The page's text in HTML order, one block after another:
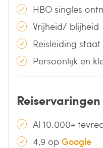
HBO singles
Vrijheid/ blijheid
Reisleiding
Persoonlijk en
Reiservaringen
Al 10.000+
4,9 op Google